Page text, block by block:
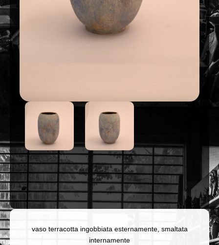
vaso terracotta ingobbiata esternamente, smaltata
internamente